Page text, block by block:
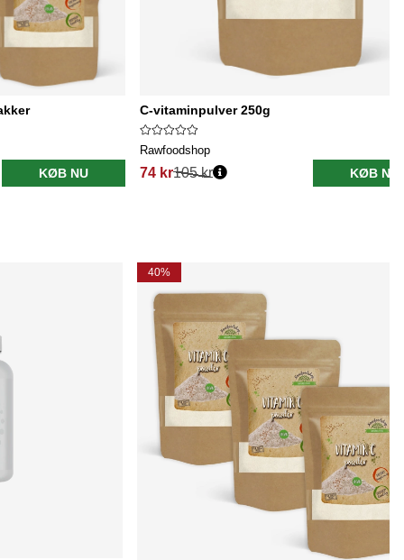
KØB NU
C-vitaminpulver 250g
Rawfoodshop
74 kr105 kr KØB NU
40%